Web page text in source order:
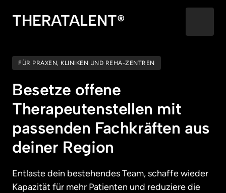
THERATALENT®
FÜR PRAXEN, KLINIKEN UND REHA-ZENTREN
Besetze offene
Therapeutenstellen mit
passenden Fachkräften aus
deiner Region
Entlaste dein bestehendes Team, schaffe wieder
Kapazität für mehr Patienten und reduziere die